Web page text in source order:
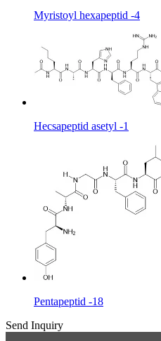
Myristoyl hexapeptid -4
Hecsapeptid asetyl -1
Pentapeptid -18
Send Inquiry